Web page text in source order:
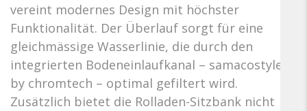
vereint modernes Design mit höchster
Funktionalität. Der Überlauf sorgt für eine
gleichmässige Wasserlinie, die durch den
integrierten Bodeneinlaufkanal – samacostyle
by chromtech – optimal gefiltert wird.
Zusätzlich bietet die Rolladen-Sitzbank nicht